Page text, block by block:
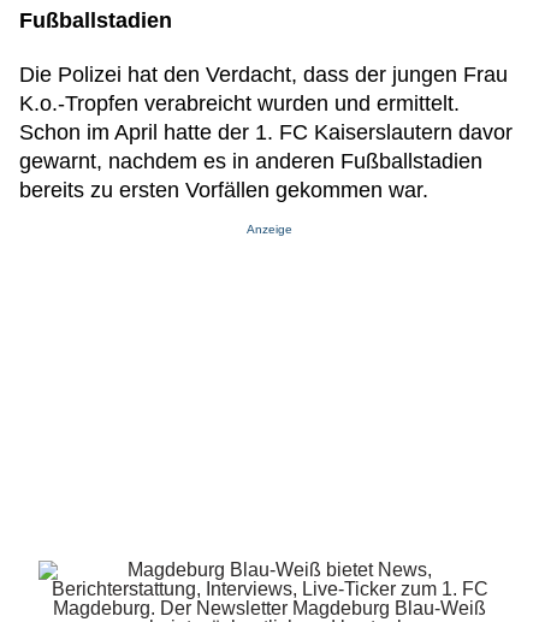
Fußballstadien
Die Polizei hat den Verdacht, dass der jungen Frau
K.o.-Tropfen verabreicht wurden und ermittelt.
Schon im April hatte der 1. FC Kaiserslautern davor
gewarnt, nachdem es in anderen Fußballstadien
bereits zu ersten Vorfällen gekommen war.
Anzeige